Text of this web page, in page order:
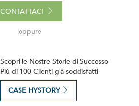
CONTATTACI
oppure
Scopri le Nostre Storie di Successo
Più di 100 Clienti già soddisfatti!
CASE HYSTORY